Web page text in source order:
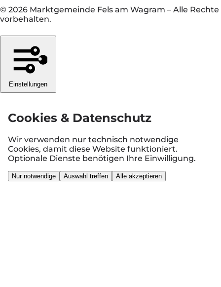
© 2026 Marktgemeinde Fels am Wagram – Alle Rechte
vorbehalten.
Einstellungen
Cookies & Datenschutz
Wir verwenden nur technisch notwendige
Cookies, damit diese Website funktioniert.
Optionale Dienste benötigen Ihre Einwilligung.
Nur notwendige Auswahl treffen Alle akzeptieren